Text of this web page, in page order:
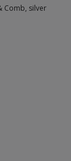
Comb, silver